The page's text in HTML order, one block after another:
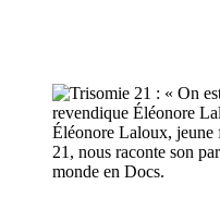
Éléonore Laloux, jeune
21, nous raconte son
monde en Docs.